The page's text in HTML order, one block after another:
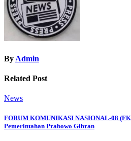
By Admin
Related Post
News
FORUM KOMUNIKASI NASIONAL-08
Pemerintahan Prabowo Gibran